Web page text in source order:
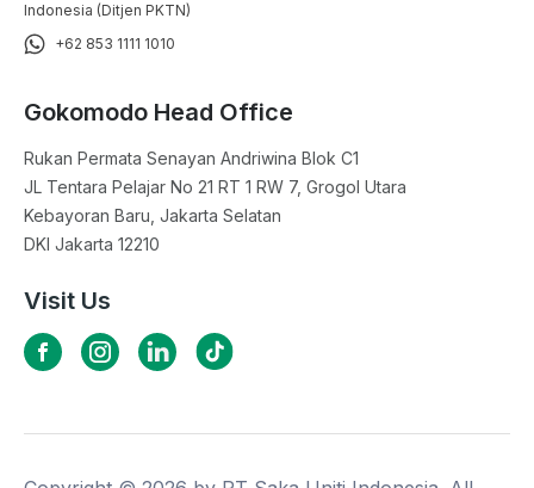
Indonesia (Ditjen PKTN)
+62 853 1111 1010
Gokomodo Head Office
Rukan Permata Senayan Andriwina Blok C1
JL Tentara Pelajar No 21 RT 1 RW 7, Grogol Utara
Kebayoran Baru, Jakarta Selatan
DKI Jakarta 12210
Visit Us